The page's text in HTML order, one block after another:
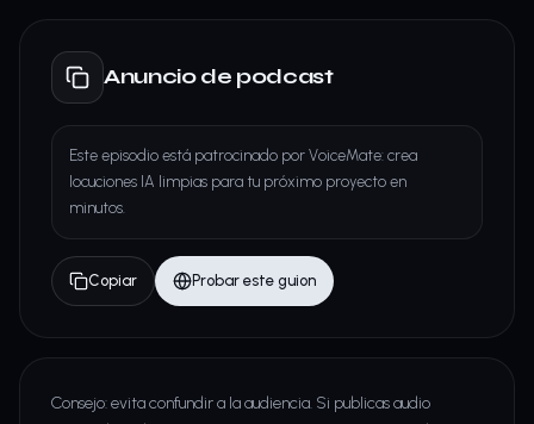
Anuncio de podcast
Este episodio está patrocinado por VoiceMate: crea
locuciones IA limpias para tu próximo proyecto en
minutos.
Copiar Probar este guion
Consejo: evita confundir a la audiencia. Si publicas audio